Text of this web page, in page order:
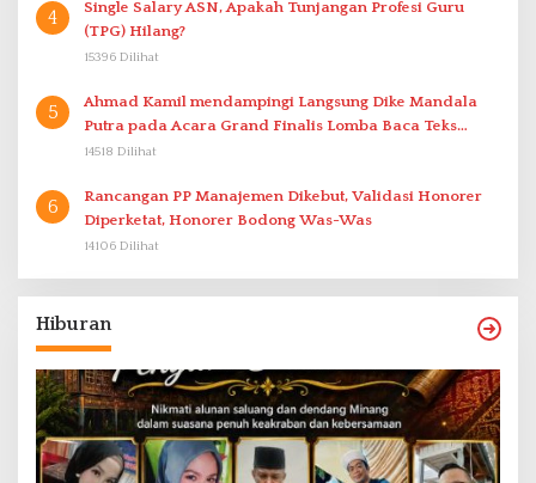
4
Single Salary ASN, Apakah Tunjangan Profesi Guru
(TPG) Hilang?
15396 Dilihat
5
Ahmad Kamil mendampingi Langsung Dike Mandala
Putra pada Acara Grand Finalis Lomba Baca Teks
Proklamasi Mirip Bung Karno di Bali
14518 Dilihat
6
Rancangan PP Manajemen Dikebut, Validasi Honorer
Diperketat, Honorer Bodong Was-Was
14106 Dilihat
Hiburan